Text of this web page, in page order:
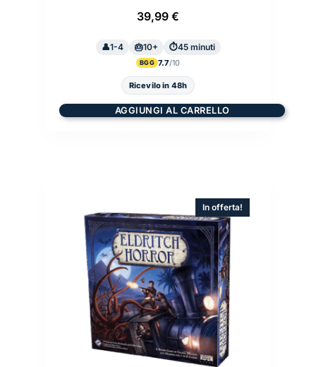
39,99 €
1-4 10+ 45 minuti
BGG 7.7
Ricevilo in 48h
AGGIUNGI AL CARRELLO
In offerta!